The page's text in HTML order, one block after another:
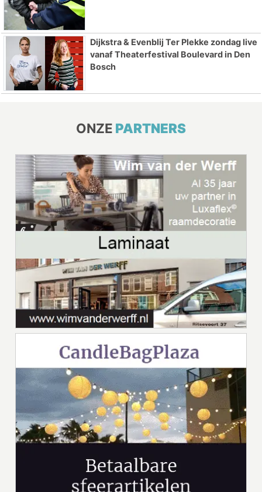
Dijkstra & Evenblij Ter Plekke zondag live
vanaf Theaterfestival Boulevard in Den
Bosch
ONZE PARTNERS